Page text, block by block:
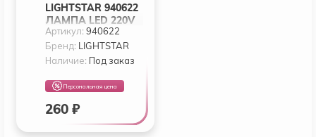
LIGHTSTAR 940622
ЛАМПА LED 220V
CA35 E14 7W=70W
460LM 60G CL GD
3000K 20000H
Артикул:940622
Бренд: LIGHTSTAR
Наличие: Под заказ
Персональная цена
260 ₽